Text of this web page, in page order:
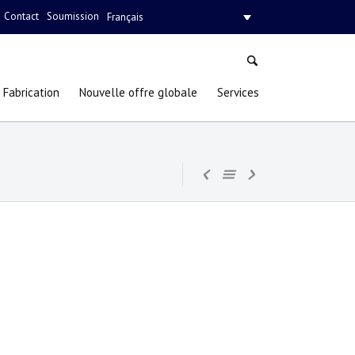
Contact Soumission Français
Fabrication Nouvelle offre globale Services